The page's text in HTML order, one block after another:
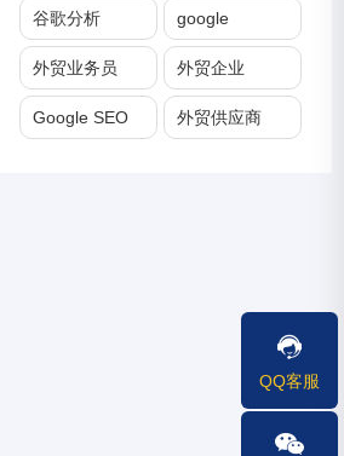
谷歌分析 google
外贸业务员 外贸企业
Google SEO 外贸供应商
QQ客服